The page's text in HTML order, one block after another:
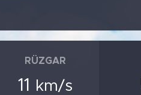
RÜZGAR
11 km/s